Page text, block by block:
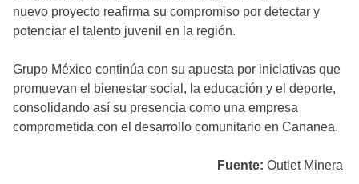
nuevo proyecto reafirma su compromiso por detectar y
potenciar el talento juvenil en la región.
Grupo México continúa con su apuesta por iniciativas que
promuevan el bienestar social, la educación y el deporte,
consolidando así su presencia como una empresa
comprometida con el desarrollo comunitario en Cananea.
Fuente: Outlet Minera